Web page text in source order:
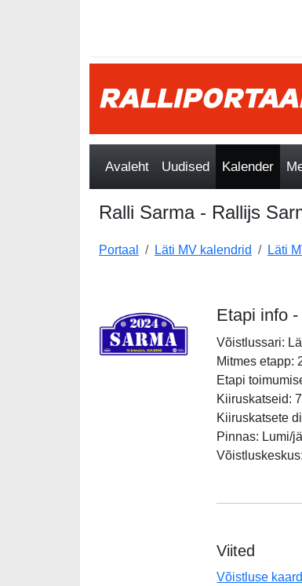
Avaleht Uudised Kalender
Ralli Sarma - Rallijs
Portaal Läti MV kalendrid Läti
Etapi info
Võistlussari:
Mitmes etapp:
Etapi
Kiiruskatseid: 7
Kiiruskatsete
Pinnas: Lumi/
Viited
Võistluse